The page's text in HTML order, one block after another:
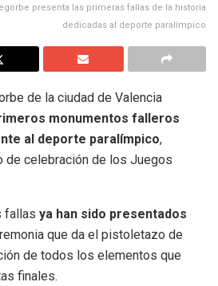
presenta las primeras fallas de la historia
dedicadas al deporte paralímpico
de la ciudad de Valencia
monumentos falleros
al deporte paralímpico,
de celebración de los Juegos
fallas ya han sido presentados
que da el pistoletazo de
de todos los elementos que
finales.